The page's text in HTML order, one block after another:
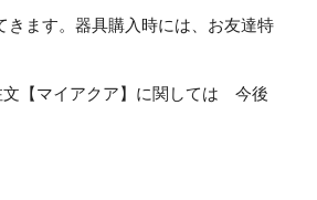
きます。器具購入時には、お友達特
【マイアクア】に関しては 今後